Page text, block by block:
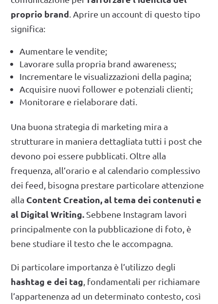
proprio brand. Aprire un account di questo tipo
significa:
Aumentare le vendite;
Lavorare sulla propria brand awareness;
Incrementare le visualizzazioni della pagina;
Acquisire nuovi follower e potenziali clienti;
Monitorare e rielaborare dati.
Una buona strategia di marketing mira a
strutturare in maniera dettagliata tutti i post che
devono poi essere pubblicati. Oltre alla
frequenza, all’orario e al calendario complessivo
dei feed, bisogna prestare particolare attenzione
alla Content Creation, al tema dei contenuti e
al Digital Writing. Sebbene Instagram lavori
principalmente con la pubblicazione di foto, è
bene studiare il testo che le accompagna.
Di particolare importanza è l’utilizzo degli
hashtag e dei tag, fondamentali per richiamare
l’appartenenza ad un determinato contesto, così